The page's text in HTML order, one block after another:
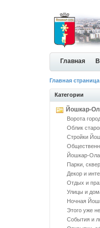
Главная
Главная страница
Категории
Йошкар-
Ворота
Облик
Стройки
Йошкар-
Парки,
Декор и
Отдых и
Улицы и
Ночная
Этого уже
События и